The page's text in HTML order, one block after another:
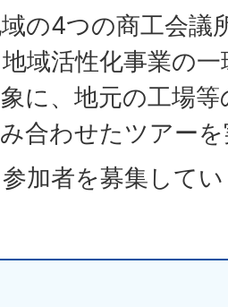
の4つの商工会議
域活性化事業の
に、地元の工場
合わせたツアー
加者を募集して